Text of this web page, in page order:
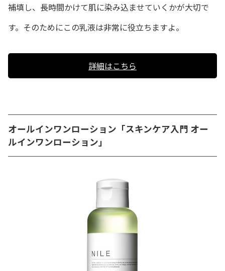
補填し、長時間かけて肌に染み込ませていくかが大切で
す。そのためにこの乳液は非常に役立ちますよ。
詳細はこちら
オールインワンローション「スキンケア入門 オー
ルインワンローション」